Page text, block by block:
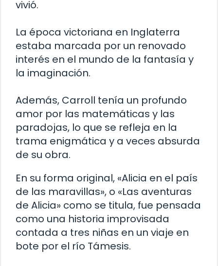
vivió.
La época victoriana en Inglaterra
estaba marcada por un renovado
interés en el mundo de la fantasía y
la imaginación.
Además, Carroll tenía un profundo
amor por las matemáticas y las
paradojas, lo que se refleja en la
trama enigmática y a veces absurda
de su obra.
En su forma original, «Alicia en el país
de las maravillas», o «Las aventuras
de Alicia» como se titula, fue pensada
como una historia improvisada
contada a tres niñas en un viaje en
bote por el río Támesis.